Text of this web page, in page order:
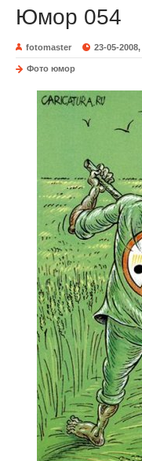
Юмор 054
fotomaster 23-05-
Фото юмор